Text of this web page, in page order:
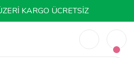
KARGO ÜCRETSİZ